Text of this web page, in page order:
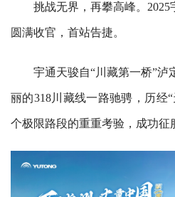
挑战无界，再攀高峰。
圆满收官，首站告捷。
宇通天骏自“川藏第一桥”
丽的318川藏线一路驰骋，历经
个极限路段的重重考验，成功征